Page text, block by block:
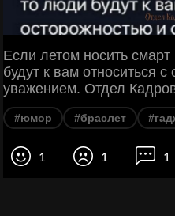
Если летом носить
будут к вам относиться
уважением. Отдел
#юмор #браслет
1 1 1